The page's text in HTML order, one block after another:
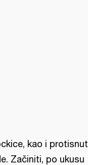
kao i protisnut
Začiniti, po ukusu